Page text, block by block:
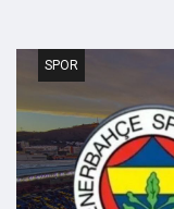
SPOR